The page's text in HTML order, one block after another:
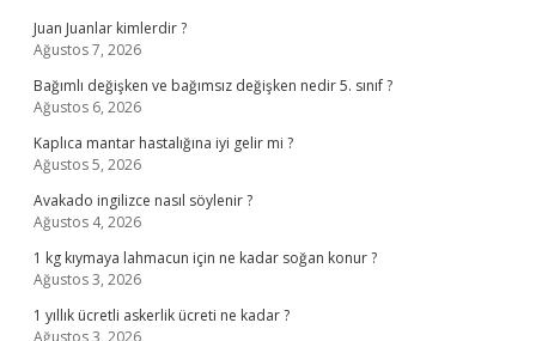
Juan Juanlar kimlerdir ?
Ağustos 7, 2026
Bağımlı değişken ve bağımsız değişken nedir 5. sınıf ?
Ağustos 6, 2026
Kaplıca mantar hastalığına iyi gelir mi ?
Ağustos 5, 2026
Avakado ingilizce nasıl söylenir ?
Ağustos 4, 2026
1 kg kıymaya lahmacun için ne kadar soğan konur ?
Ağustos 3, 2026
1 yıllık ücretli askerlik ücreti ne kadar ?
Ağustos 3, 2026